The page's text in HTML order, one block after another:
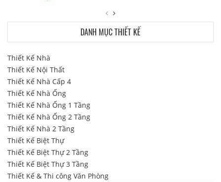
DANH MỤC THIẾT KẾ
Thiết Kế Nhà
Thiết Kế Nội Thất
Thiết Kế Nhà Cấp 4
Thiết Kế Nhà Ống
Thiết Kế Nhà Ống 1 Tầng
Thiết Kế Nhà Ống 2 Tầng
Thiết Kế Nhà 2 Tầng
Thiết Kế Biệt Thự
Thiết Kế Biệt Thự 2 Tầng
Thiết Kế Biệt Thự 3 Tầng
Thiết Kế & Thi công Văn Phòng